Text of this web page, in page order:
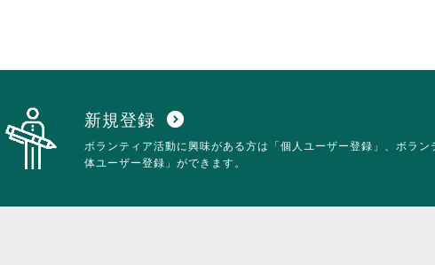
新規登録 expand_circle_down
ボランティア活動に興味がある方は「個人ユーザー登録」、ボラン
体ユーザー登録」ができます。